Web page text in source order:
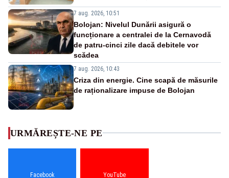
7 aug. 2026, 10:51
Bolojan: Nivelul Dunării asigură o
funcționare a centralei de la Cernavodă
de patru-cinci zile dacă debitele vor
scădea
7 aug. 2026, 10:43
Criza din energie. Cine scapă de măsurile
de raționalizare impuse de Bolojan
URMĂREȘTE-NE PE
Facebook YouTube